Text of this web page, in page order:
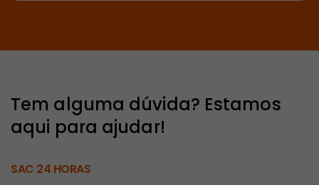
Tem alguma dúvida? Estamos
aqui para ajudar!
SAC 24 HORAS